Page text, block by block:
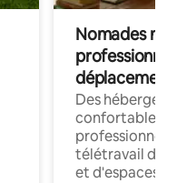
Nomades
déplacement
Des
confortables
professionnels
télétravail
et d'espaces